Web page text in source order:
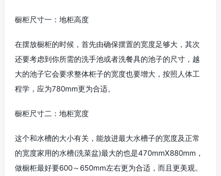
橱柜尺寸一：地柜高度
在摆放橱柜的时候，首先由确保摆置的宽度足够大，其次
还要考虑到你所需的洗手池或者洗餐具的池子的尺寸，越
大的池子它会要求整体柜子的宽度也要增大，按照人体工
程学，应为780mm更为合适。
橱柜尺寸二：地柜宽度
这个和水槽的大小有关，能放进最大水槽子的宽度及正常
的宽度家用的水槽(洗菜盆)最大的也是470mmX880mm，
做橱柜最好要600～650mm左右更为合适，而且更美观。